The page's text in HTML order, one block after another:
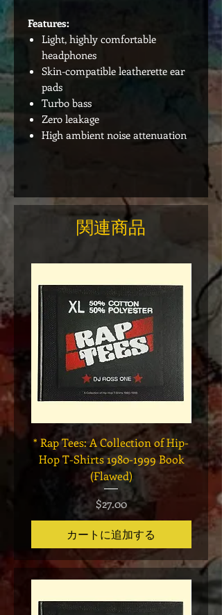
Features:
Light, highly comfortable
headphones
Skin-compatible leatherette ear
pads
Turbo bass
Zero leakage
High ambient noise attenuation
関連商品
* Rap Tees: A Collection of Hip-
Hop T-Shirts 1980-1999 Book
(Flawed)
価格
$27.00
カートに追加する
Has